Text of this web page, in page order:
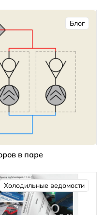
Блог
в паре
Холодильные ведомости